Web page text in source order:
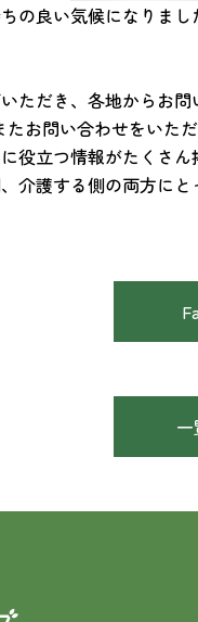
の良い気候になりまし
だき、各地からお問
お問い合わせをいただ
立つ情報がたくさん
介護する側の両方にと